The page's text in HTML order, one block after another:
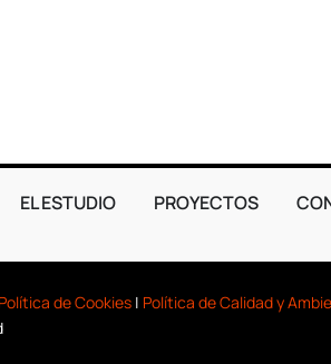
EL ESTUDIO PROYECTOS
Política de Cookies | Política de Calidad y